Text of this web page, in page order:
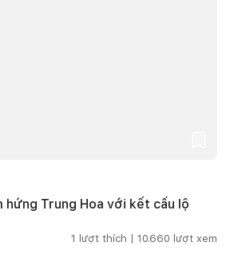
hứng Trung Hoa với kết cấu lộ
1 lượt thích | 10.660 lượt xem